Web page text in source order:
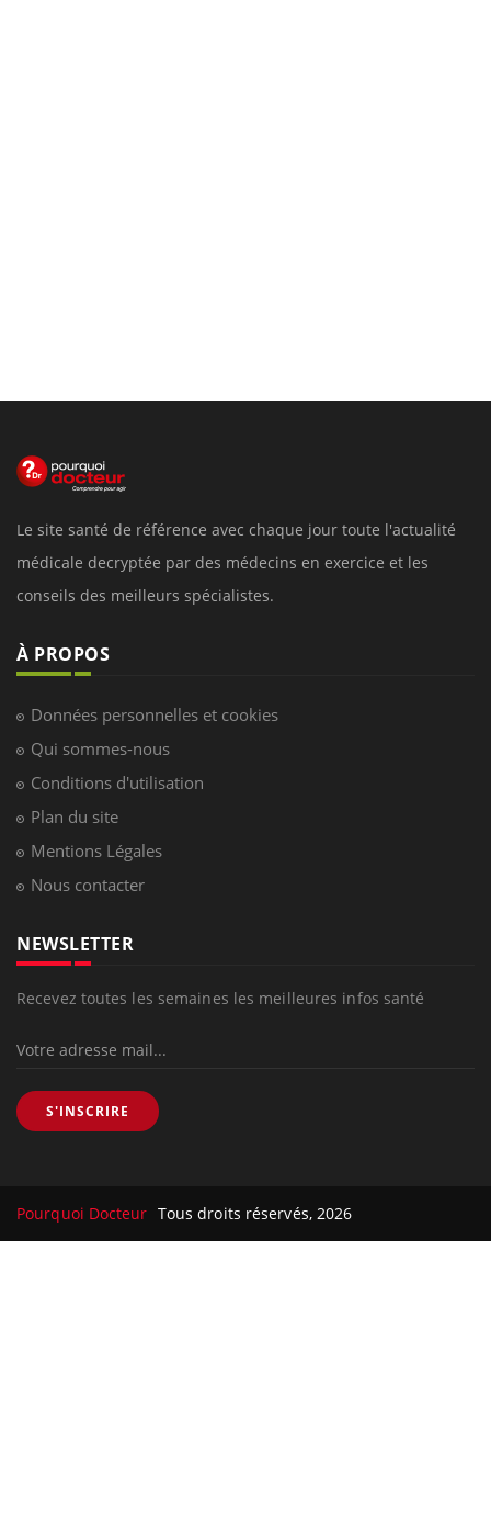
Le site santé de référence avec chaque jour toute l'actualité
médicale decryptée par des médecins en exercice et les
conseils des meilleurs spécialistes.
À PROPOS
Données personnelles et cookies
Qui sommes-nous
Conditions d'utilisation
Plan du site
Mentions Légales
Nous contacter
NEWSLETTER
Recevez toutes les semaines les meilleures infos santé
S'INSCRIRE
Pourquoi Docteur Tous droits réservés, 2026